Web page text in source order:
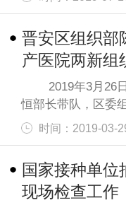
晋安区组织部
产医院两新组
2019年3月26日
恒部长带队，区委
时间：2019-03-
国家接种单位
现场检查工作